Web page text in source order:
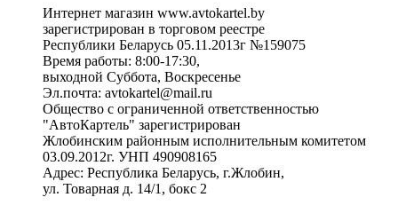
Интернет магазин www.avtokartel.by
зарегистрирован в торговом реестре
Республики Беларусь 05.11.2013г №159075
Время работы: 8:00-17:30,
выходной Суббота, Воскресенье
Эл.почта: avtokartel@mail.ru
Общество с ограниченной ответственностью
"АвтоКартель" зарегистрирован
Жлобинским районным исполнительным комитетом
03.09.2012г. УНП 490908165
Адрес: Республика Беларусь, г.Жлобин,
ул. Товарная д. 14/1, бокс 2